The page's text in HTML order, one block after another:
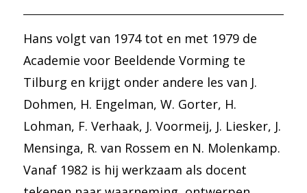
Hans volgt van 1974 tot en met 1979 de
Academie voor Beeldende Vorming te
Tilburg en krijgt onder andere les van J.
Dohmen, H. Engelman, W. Gorter, H.
Lohman, F. Verhaak, J. Voormeij, J. Liesker, J.
Mensinga, R. van Rossem en N. Molenkamp.
Vanaf 1982 is hij werkzaam als docent